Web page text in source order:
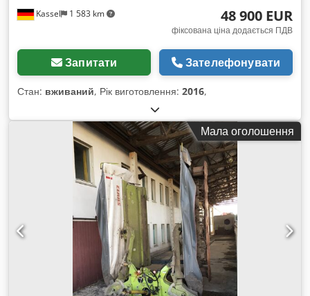
Kassel 1 583 km 48 900 EUR
фіксована ціна додається ПДВ
Запитати Зателефонувати
Стан: вживаний, Рік виготовлення: 2016,
Мала оголошення